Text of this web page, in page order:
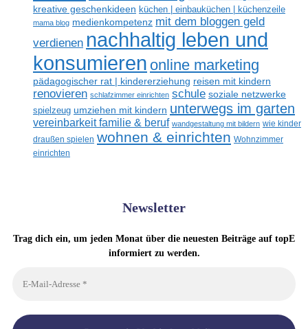
kreative geschenkideen küchen | einbauküchen | küchenzeile
mama blog medienkompetenz mit dem bloggen geld
verdienen nachhaltig leben und
konsumieren online marketing
pädagogischer rat | kindererziehung reisen mit kindern
renovieren schlafzimmer einrichten schule soziale netzwerke
spielzeug umziehen mit kindern unterwegs im garten
vereinbarkeit familie & beruf wandgestaltung mit bildern wie kinder
draußen spielen wohnen & einrichten Wohnzimmer
einrichten
Newsletter
Trag dich ein, um jeden Monat über die neuesten Beiträge auf topE
informiert zu werden.